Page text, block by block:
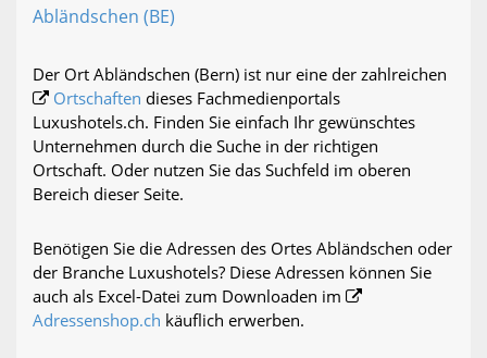
Abländschen (BE)
Der Ort Abländschen (Bern) ist nur eine der zahlreichen
Ortschaften dieses Fachmedienportals
Luxushotels.ch. Finden Sie einfach Ihr gewünschtes
Unternehmen durch die Suche in der richtigen
Ortschaft. Oder nutzen Sie das Suchfeld im oberen
Bereich dieser Seite.
Benötigen Sie die Adressen des Ortes Abländschen oder
der Branche Luxushotels? Diese Adressen können Sie
auch als Excel-Datei zum Downloaden im
Adressenshop.ch käuflich erwerben.